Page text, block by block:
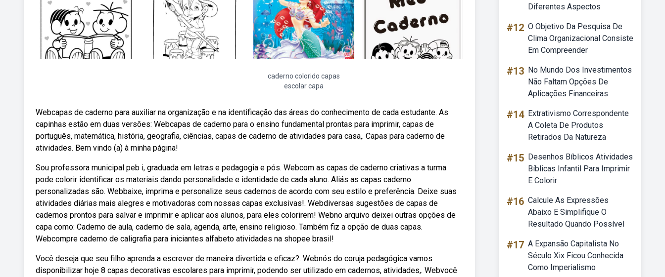
caderno colorido capas
escolar capa
Webcapas de caderno para auxiliar na organização e na identificação das áreas do conhecimento de cada estudante. As
capinhas estão em duas versões: Webcapas de caderno para o ensino fundamental prontas para imprimir, capas de
português, matemática, história, geografia, ciências, capas de caderno de atividades para casa,. Capas para caderno de
atividades. Bem vindo (a) à minha página!
Sou professora municipal peb i, graduada em letras e pedagogia e pós. Webcom as capas de caderno criativas a turma
pode colorir identificar os materiais dando personalidade e identidade de cada aluno. Aliás as capas caderno
personalizadas são. Webbaixe, imprima e personalize seus cadernos de acordo com seu estilo e preferência. Deixe suas
atividades diárias mais alegres e motivadoras com nossas capas exclusivas!. Webdiversas sugestões de capas de
cadernos prontos para salvar e imprimir e aplicar aos alunos, para eles colorirem! Webno arquivo deixei outras opções de
capa como: Caderno de aula, caderno de sala, agenda, arte, ensino religioso. Também fiz a opção de duas capas.
Webcompre caderno de caligrafia para iniciantes alfabeto atividades na shopee brasil!
Você deseja que seu filho aprenda a escrever de maneira divertida e eficaz?. Webnós do coruja pedagógica vamos
disponibilizar hoje 8 capas decorativas escolares para imprimir, podendo ser utilizado em cadernos, atividades,. Webvocê
Diferentes Aspectos
#12 O Objetivo Da Pesquisa De
Clima Organizacional Consiste
Em Compreender
#13 No Mundo Dos Investimentos
Não Faltam Opções De
Aplicações Financeiras
#14 Extrativismo Correspondente
A Coleta De Produtos
Retirados Da Natureza
#15 Desenhos Bíblicos Atividades
Bíblicas Infantil Para Imprimir
E Colorir
#16 Calcule As Expressões
Abaixo E Simplifique O
Resultado Quando Possível
#17 A Expansão Capitalista No
Século Xix Ficou Conhecida
Como Imperialismo